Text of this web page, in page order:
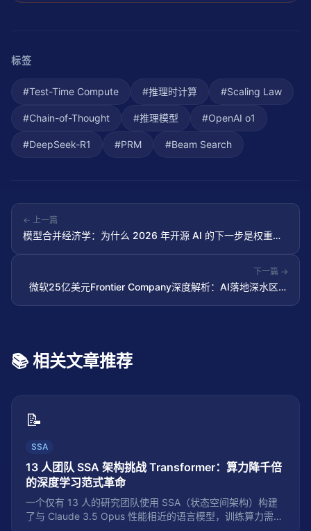
标签
#Test-Time Compute #推理时计算 #Scaling Law
#Chain-of-Thought #推理模型 #OpenAI o1
#DeepSeek-R1 #PRM #Beam Search
← 上一篇
模型合并经济学：为什么 2026 年开源 AI 的下一步是权重空
下一篇 →
微软25亿美元Frontier Company深度解析：AI落地深水区的
📚 相关文章推荐
📝
SSA
13 人团队 SSA 架构挑战 Transformer：算力降千倍
的深度学习范式革命
一个仅有 13 人的研究团队使用 SSA（状态空间架构）构建
了与 Claude 3.5 Opus 性能相近的语言模型，训练算力需求